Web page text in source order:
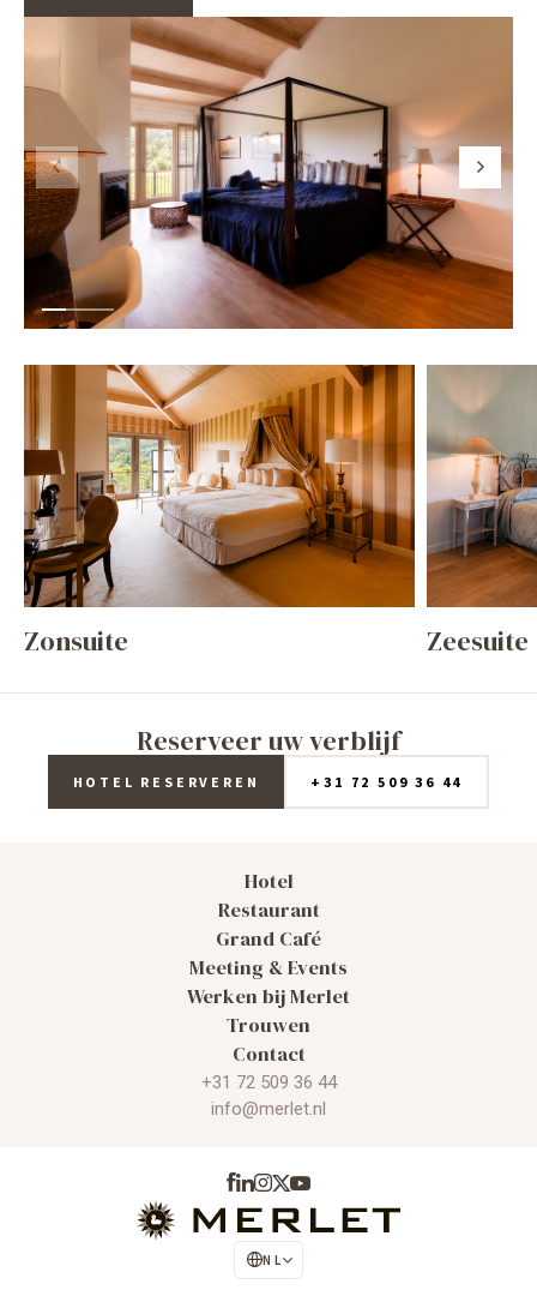
Zonsuite Zeesuite
Reserveer uw verblijf
+31 72 509 36 44
HOTEL RESERVEREN
Hotel
Restaurant
Grand Café
Meeting & Events
Werken bij Merlet
Trouwen
Contact
+31 72 509 36 44
info@merlet.nl
NL